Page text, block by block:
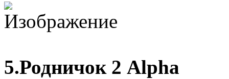
5.Родничок 2 Alpha